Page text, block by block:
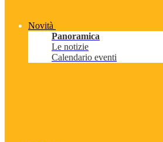
Novità
Panoramica
Le notizie
Calendario eventi